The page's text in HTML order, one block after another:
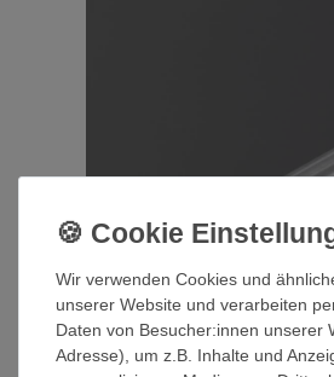
DIFFUSER C KLICK 2
Wir verwenden Cookies und
unserer Website und verarbeiten
Daten von Besucher:innen unserer
Adresse), um z.B. Inhalte und